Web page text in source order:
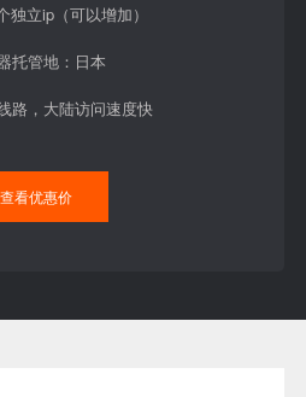
独立ip（可以增加）
托管地：日本
路，大陆访问速度快
查看优惠价